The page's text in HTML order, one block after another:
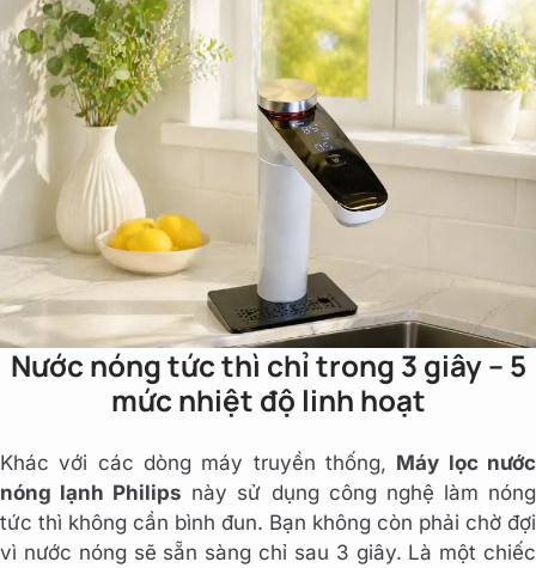
Nước nóng tức thì chỉ trong 3 giây – 5
mức nhiệt độ linh hoạt
Khác với các dòng máy truyền thống, Máy lọc nước
nóng lạnh Philips này sử dụng công nghệ làm nóng
tức thì không cần bình đun. Bạn không còn phải chờ đợi
vì nước nóng sẽ sẵn sàng chỉ sau 3 giây. Là một chiếc